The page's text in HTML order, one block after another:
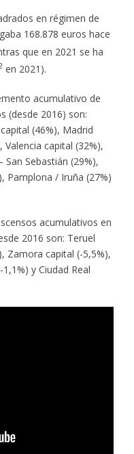
en régimen de
168.878 euros hace
que en 2021 se ha
en 2021).
acumulativo de
(desde 2016) son:
(46%), Madrid
capital (32%),
Sebastián (29%),
Pamplona / Iruña (27%)
acumulativos en
2016 son: Teruel
Zamora capital (-5,5%),
y Ciudad Real